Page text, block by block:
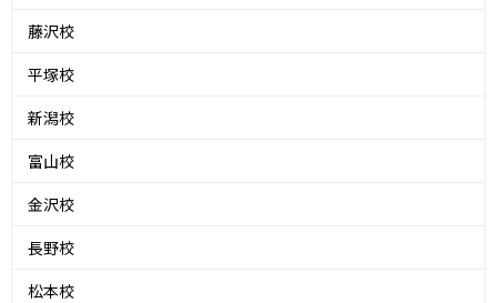
藤沢校
平塚校
新潟校
富山校
金沢校
長野校
松本校